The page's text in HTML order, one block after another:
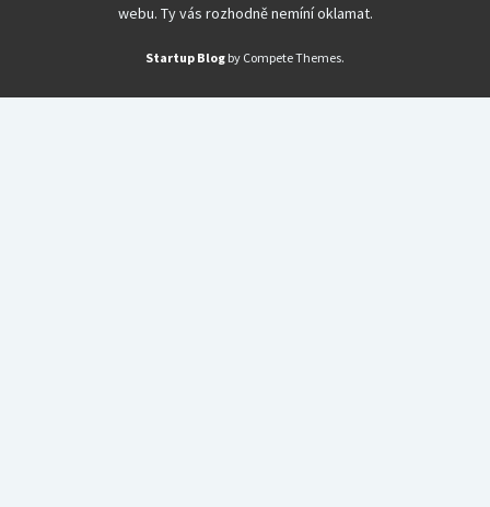
webu. Ty vás rozhodně nemíní oklamat.
Startup Blog by Compete Themes.